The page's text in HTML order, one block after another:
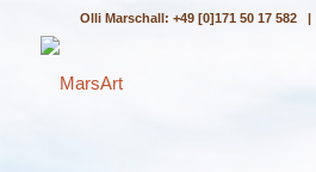
Olli Marschall: +49 [0]171 50 17 582 |